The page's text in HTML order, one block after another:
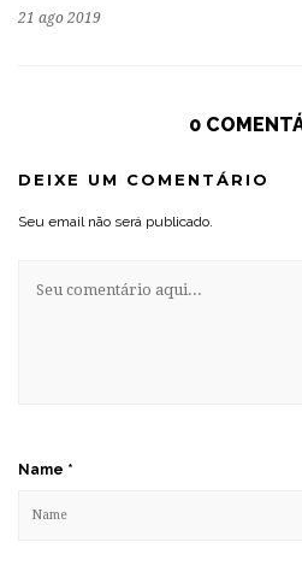
21 ago 2019
0
DEIXE UM COMENTÁRIO
Seu email não será publicado.
Name *